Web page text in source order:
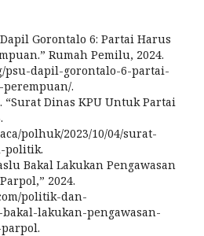
Gorontalo 6: Partai Harus
Rumah Pemilu, 2024.
psu-dapil-gorontalo-6-partai-
.
Dinas KPU Untuk Partai
polhuk/2023/10/04/surat-
politik.
Bakal Lakukan Pengawasan
2024.
politik-dan-
lakukan-pengawasan-